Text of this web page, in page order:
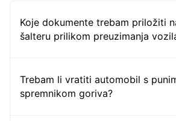
Koje dokumente trebam priložiti
šalteru prilikom preuzimanja
Trebam li vratiti automobil s
spremnikom goriva?